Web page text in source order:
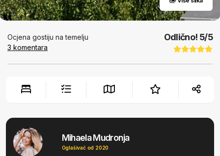
Ocjena gostiju na temelju
3 komentara
Odlično! 5/5
Mihaela Mudronja
Oglašivač od 2020